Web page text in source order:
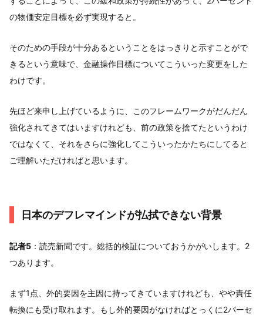
の物価安定目標を必ず実現すると。
そのための手段が十分あるということをはっきりと示すことがで
きるという意味で、金融操作目標についてこういった変更をした
わけです。
先ほど来申し上げているように、このフレームワークがだんだん
強化されてきてはいますけれども、前の政策を捨てたというわけ
ではなくて、それをさらに強化してこういったかたちにしてると
ご理解いただければと思います。
日本のデフレマインドが払拭できない背景
記者5 ：読売新聞です。総括的検証についておうかがいします。2
つあります。
まず1点、外的要因を主因に持ってきていますけれども、やや責任
転換にも受け取れます。もし外的要因がなければとっくに2パーセ